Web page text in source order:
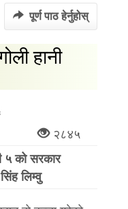
पूर्ण पाठ हेर्नुहोस्
हानी
२८४५
५ को सरकार
लिम्वु